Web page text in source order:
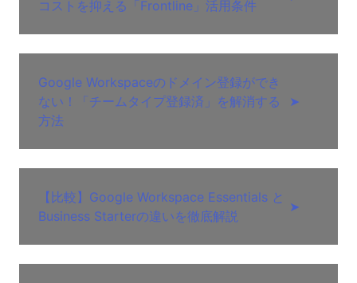
コストを抑える「Frontline」活用条件
Google Workspaceのドメイン登録ができ
ない！「チームタイプ登録済」を解消する
方法
➤
【比較】Google Workspace Essentials と
Business Starterの違いを徹底解説
➤